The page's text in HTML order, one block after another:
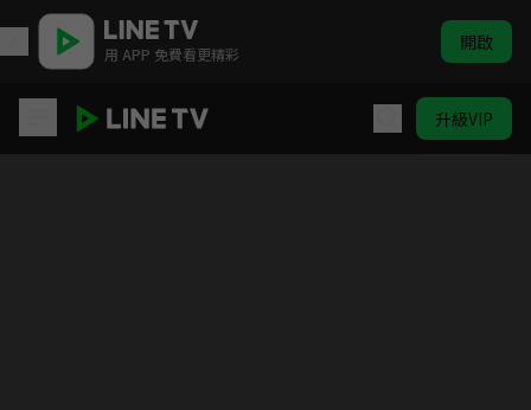
用 APP 免費看更精彩 開啟
升級VIP